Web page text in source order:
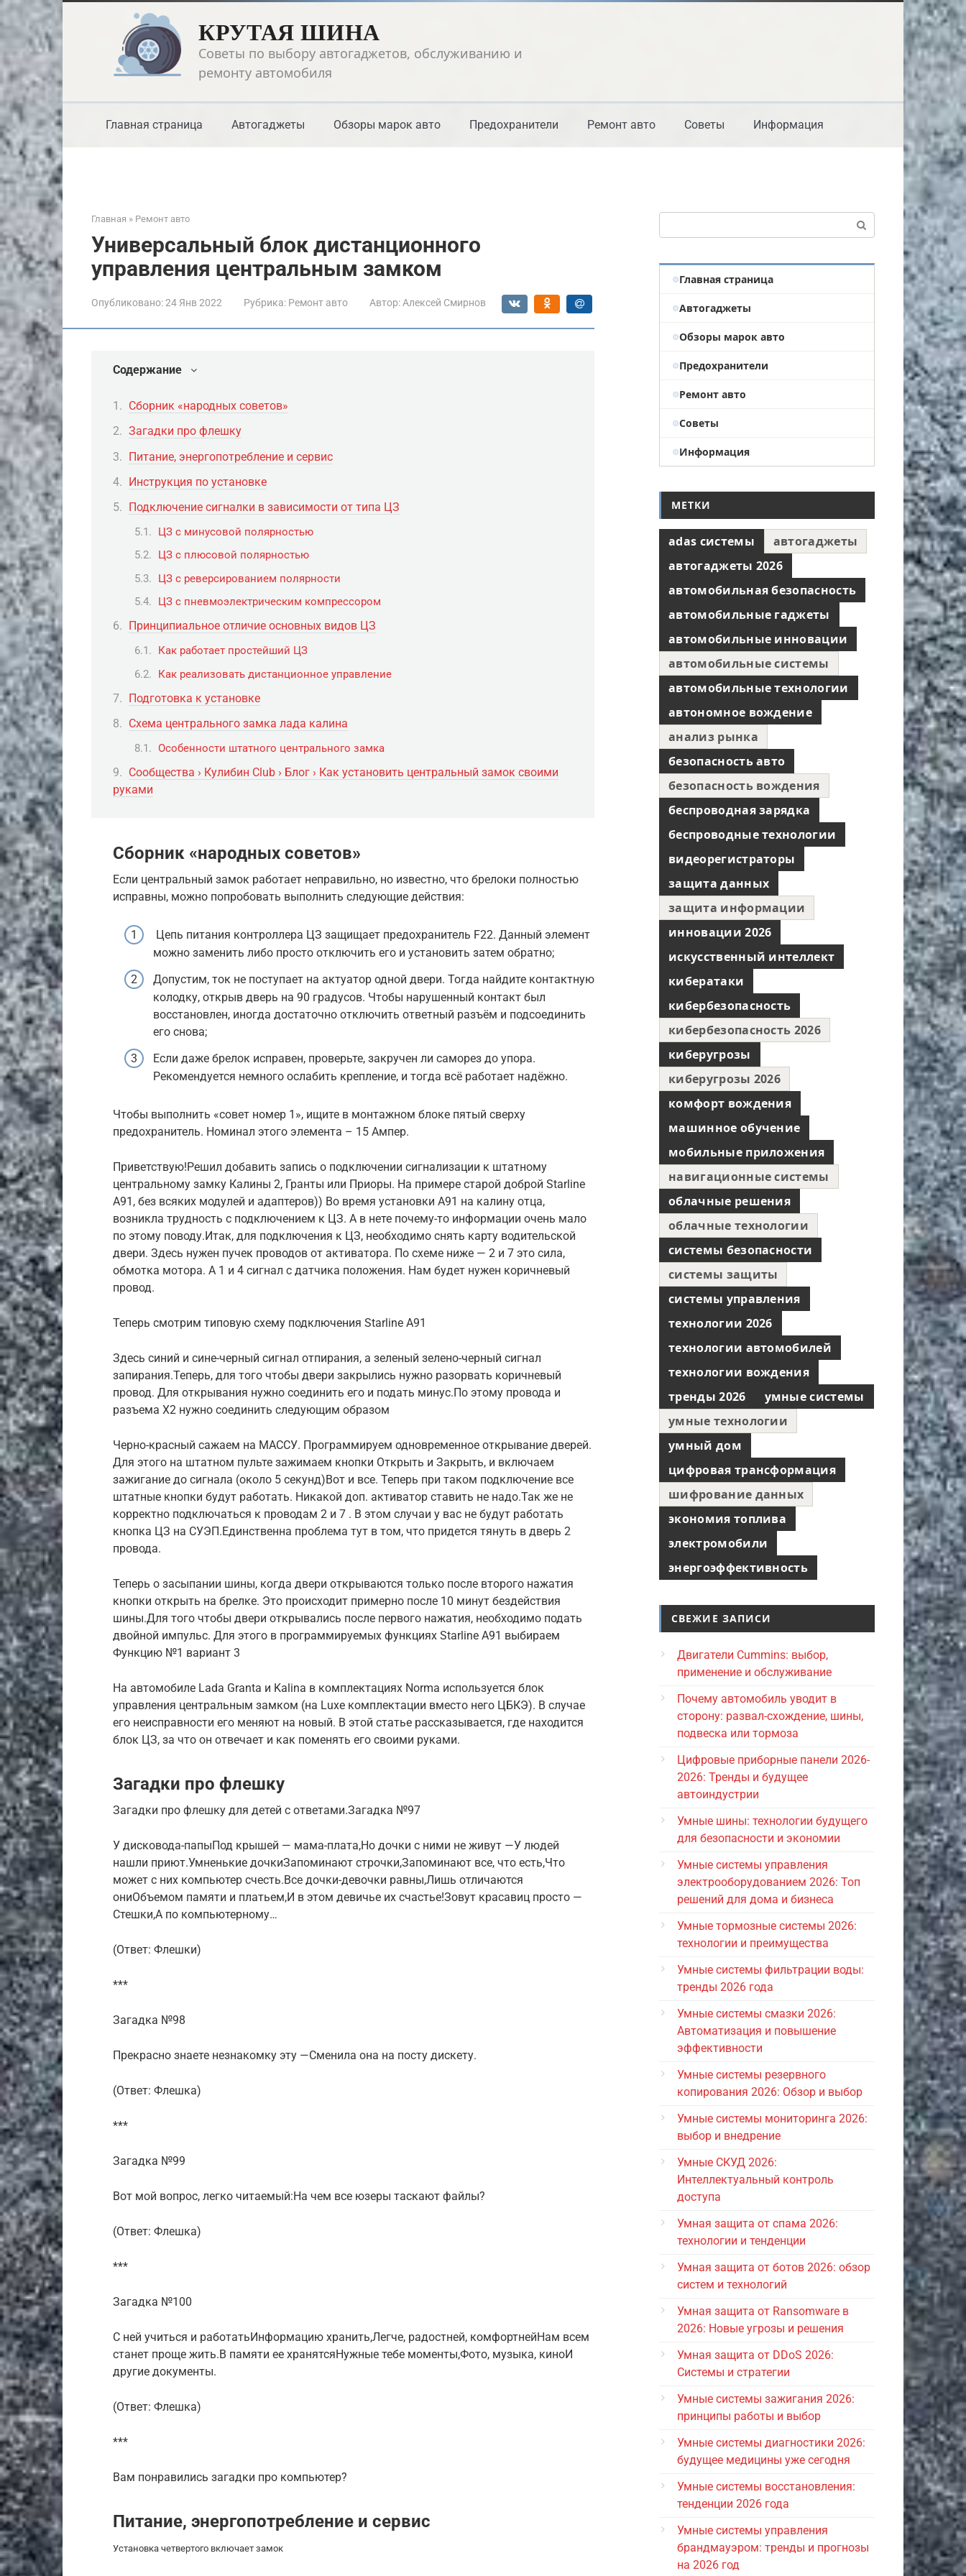
Перейти
к
контенту
КРУТАЯ ШИНА
Советы по выбору автогаджетов, обслуживанию и
ремонту автомобиля
Главная страница Автогаджеты Обзоры марок авто Предохранители Ремонт авто Советы Информация
Главная » Ремонт авто
Универсальный блок дистанционного
управления центральным замком
Опубликовано:24 Янв 2022 Рубрика: Ремонт авто Автор: Алексей Смирнов
Содержание
Сборник «народных советов»
Загадки про флешку
Питание, энергопотребление и сервис
Инструкция по установке
Подключение сигналки в зависимости от типа ЦЗ
ЦЗ с минусовой полярностью
ЦЗ с плюсовой полярностью
ЦЗ с реверсированием полярности
ЦЗ с пневмоэлектрическим компрессором
Принципиальное отличие основных видов ЦЗ
Как работает простейший ЦЗ
Как реализовать дистанционное управление
Подготовка к установке
Схема центрального замка лада калина
Особенности штатного центрального замка
Сообщества › Кулибин Club › Блог › Как установить центральный замок своими
руками
Сборник «народных советов»
Если центральный замок работает неправильно, но известно, что брелоки полностью
исправны, можно попробовать выполнить следующие действия:
Цепь питания контроллера ЦЗ защищает предохранитель F22. Данный элемент
можно заменить либо просто отключить его и установить затем обратно;
Допустим, ток не поступает на актуатор одной двери. Тогда найдите контактную
колодку, открыв дверь на 90 градусов. Чтобы нарушенный контакт был
восстановлен, иногда достаточно отключить ответный разъём и подсоединить
его снова;
Если даже брелок исправен, проверьте, закручен ли саморез до упора.
Рекомендуется немного ослабить крепление, и тогда всё работает надёжно.
Чтобы выполнить «совет номер 1», ищите в монтажном блоке пятый сверху
предохранитель. Номинал этого элемента – 15 Ампер.
Приветствую!Решил добавить запись о подключении сигнализации к штатному
центральному замку Калины 2, Гранты или Приоры. На примере старой доброй Starline
A91, без всяких модулей и адаптеров)) Во время установки A91 на калину отца,
возникла трудность с подключением к ЦЗ. А в нете почему-то информации очень мало
по этому поводу.Итак, для подключения к ЦЗ, необходимо снять карту водительской
двери. Здесь нужен пучек проводов от активатора. По схеме ниже — 2 и 7 это сила,
обмотка мотора. А 1 и 4 сигнал с датчика положения. Нам будет нужен коричневый
провод.
Теперь смотрим типовую схему подключения Starline A91
Здесь синий и сине-черный сигнал отпирания, а зеленый зелено-черный сигнал
запирания.Теперь, для того чтобы двери закрылись нужно разорвать коричневый
провод. Для открывания нужно соединить его и подать минус.По этому провода и
разъема X2 нужно соединить следующим образом
Черно-красный сажаем на МАССУ. Программируем одновременное открывание дверей.
Для этого на штатном пульте зажимаем кнопки Открыть и Закрыть, и включаем
зажигание до сигнала (около 5 секунд)Вот и все. Теперь при таком подключение все
штатные кнопки будут работать. Никакой доп. активатор ставить не надо.Так же не
корректно подключаться к проводам 2 и 7 . В этом случаи у вас не будут работать
кнопка ЦЗ на СУЭП.Единственна проблема тут в том, что придется тянуть в дверь 2
провода.
Теперь о засыпании шины, когда двери открываются только после второго нажатия
кнопки открыть на брелке. Это происходит примерно после 10 минут бездействия
шины.Для того чтобы двери открывались после первого нажатия, необходимо подать
двойной импульс. Для этого в программируемых функциях Starline A91 выбираем
Функцию №1 вариант 3
На автомобиле Lada Granta и Kalina в комплектациях Norma используется блок
управления центральным замком (на Luxe комплектации вместо него ЦБКЭ). В случае
его неисправности его меняют на новый. В этой статье рассказывается, где находится
блок ЦЗ, за что он отвечает и как поменять его своими руками.
Загадки про флешку
Загадки про флешку для детей с ответами.Загадка №97
У дисковода-папыПод крышей — мама-плата,Но дочки с ними не живут —У людей
нашли приют.Умненькие дочкиЗапоминают строчки,Запоминают все, что есть,Что
может с них компьютер счесть.Все дочки-девочки равны,Лишь отличаются
ониОбъемом памяти и платьем,И в этом девичье их счастье!Зовут красавиц просто —
Стешки,А по компьютерному…
(Ответ: Флешки)
***
Загадка №98
Прекрасно знаете незнакомку эту —Сменила она на посту дискету.
(Ответ: Флешка)
***
Загадка №99
Вот мой вопрос, легко читаемый:На чем все юзеры таскают файлы?
(Ответ: Флешка)
***
Загадка №100
С ней учиться и работатьИнформацию хранить,Легче, радостней, комфортнейНам всем
станет проще жить.В памяти ее хранятсяНужные тебе моменты,Фото, музыка, киноИ
другие документы.
(Ответ: Флешка)
***
Вам понравились загадки про компьютер?
Питание, энергопотребление и сервис
Установка четвертого включает замок
Главная страница
Автогаджеты
Обзоры марок авто
Предохранители
Ремонт авто
Советы
Информация
МЕТКИ
adas системы
автогаджеты
автогаджеты 2026
автомобильная безопасность
автомобильные гаджеты
автомобильные инновации
автомобильные системы
автомобильные технологии
автономное вождение
анализ рынка
безопасность авто
безопасность вождения
беспроводная зарядка
беспроводные технологии
видеорегистраторы
защита данных
защита информации
инновации 2026
искусственный интеллект
кибератаки
кибербезопасность
кибербезопасность 2026
киберугрозы
киберугрозы 2026
комфорт вождения
машинное обучение
мобильные приложения
навигационные системы
облачные решения
облачные технологии
системы безопасности
системы защиты
системы управления
технологии 2026
технологии автомобилей
технологии вождения
тренды 2026
умные системы
умные технологии
умный дом
цифровая трансформация
шифрование данных
экономия топлива
электромобили
энергоэффективность
СВЕЖИЕ ЗАПИСИ
Двигатели Cummins: выбор,
применение и обслуживание
Почему автомобиль уводит в
сторону: развал-схождение, шины,
подвеска или тормоза
Цифровые приборные панели 2026-
2026: Тренды и будущее
автоиндустрии
Умные шины: технологии будущего
для безопасности и экономии
Умные системы управления
электрооборудованием 2026: Топ
решений для дома и бизнеса
Умные тормозные системы 2026:
технологии и преимущества
Умные системы фильтрации воды:
тренды 2026 года
Умные системы смазки 2026:
Автоматизация и повышение
эффективности
Умные системы резервного
копирования 2026: Обзор и выбор
Умные системы мониторинга 2026:
выбор и внедрение
Умные СКУД 2026:
Интеллектуальный контроль
доступа
Умная защита от спама 2026:
технологии и тенденции
Умная защита от ботов 2026: обзор
систем и технологий
Умная защита от Ransomware в
2026: Новые угрозы и решения
Умная защита от DDoS 2026:
Системы и стратегии
Умные системы зажигания 2026:
принципы работы и выбор
Умные системы диагностики 2026:
будущее медицины уже сегодня
Умные системы восстановления:
тенденции 2026 года
Умные системы управления
брандмауэром: тренды и прогнозы
на 2026 год